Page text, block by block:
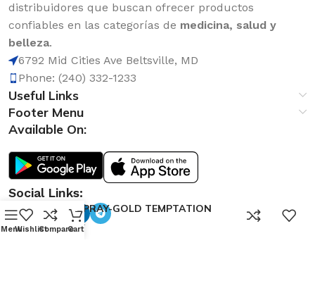
distribuidores que buscan ofrecer productos
confiables en las categorías de medicina, salud y
belleza.
6792 Mid Cities Ave Beltsville, MD
Phone: (240) 332-1233
Useful Links
Footer Menu
Available On:
Social Links:
AXE SPRAY-GOLD TEMPTATION
150ML
MenuWishlistCompare
0
Cart